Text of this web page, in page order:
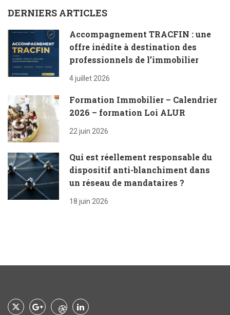
DERNIERS ARTICLES
Accompagnement TRACFIN : une
offre inédite à destination des
professionnels de l’immobilier
4 juillet 2026
Formation Immobilier – Calendrier
2026 – formation Loi ALUR
22 juin 2026
Qui est réellement responsable du
dispositif anti-blanchiment dans
un réseau de mandataires ?
18 juin 2026